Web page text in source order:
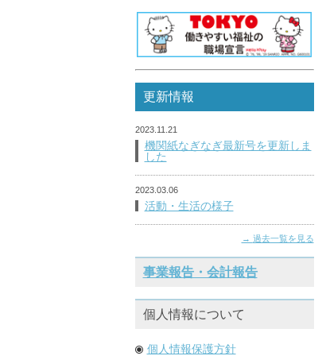
更新情報
2023.11.21
機関紙なぎなぎ最新号を更新しま
した
2023.03.06
活動・生活の様子
過去一覧を見る
事業報告・会計報告
個人情報について
個人情報保護方針